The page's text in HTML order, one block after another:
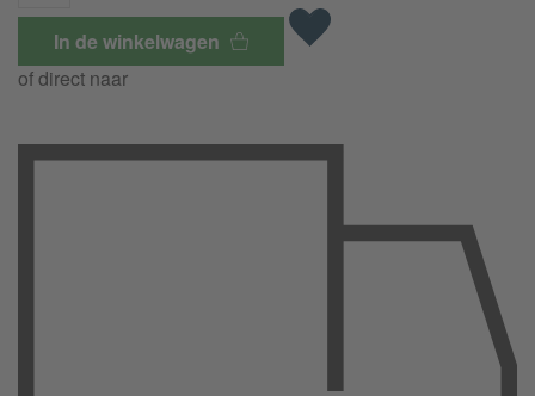
In de winkelwagen
of direct naar